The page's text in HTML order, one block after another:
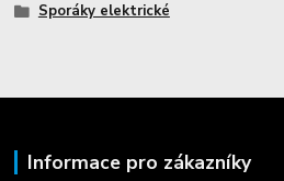
Sporáky elektrické
Informace pro zákazníky